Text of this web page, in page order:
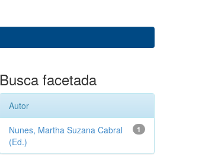
Busca facetada
Autor
1
Nunes, Martha Suzana Cabral
(Ed.)